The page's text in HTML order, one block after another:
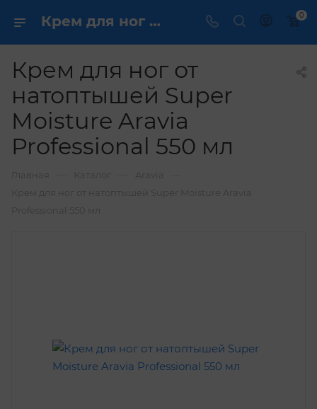
Крем для ног от натоптышей Super Moisture Aravia Professional 550 мл купить по выгодной цене в интернет магазине 0
Крем для ног от
натоптышей Super
Moisture Aravia
Professional 550 мл